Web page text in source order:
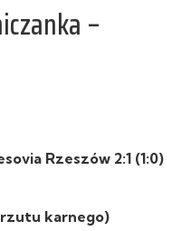
–
Rzeszów 2:1 (1:0)
rzutu karnego)